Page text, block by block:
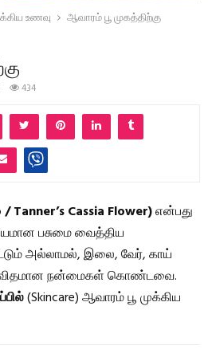
உணவு ஆவாரம் பூ முகத்திற்கு
434
Tanner’s Cassia Flower)என்பது
பசுமை வைத்திய
அல்லாமல், இலை, வேர், காய்
நன்மைகள் கொண்டவை.
(Skincare) ஆவாரம் பூ முக்கிய